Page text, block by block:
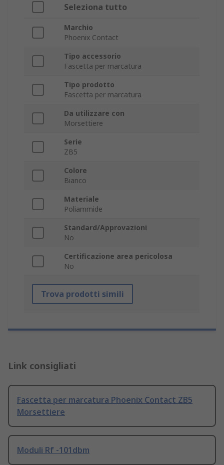
Seleziona tutto
Marchio
Phoenix Contact
Tipo accessorio
Fascetta per marcatura
Tipo prodotto
Fascetta per marcatura
Da utilizzare con
Morsettiere
Serie
ZB5
Colore
Bianco
Materiale
Poliammide
Standard/Approvazioni
No
Certificazione area pericolosa
No
Trova prodotti simili
Link consigliati
Fascetta per marcatura Phoenix Contact ZB5
Morsettiere
Moduli Rf -101dbm